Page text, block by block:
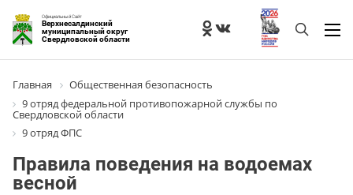
Официальный Сайт
Верхнесалдинский
муниципальный округ
Свердловской области
Главная
Общественная безопасность
9 отряд федеральной противопожарной службы по
Свердловской области
9 отряд ФПС
Правила поведения на водоемах
весной